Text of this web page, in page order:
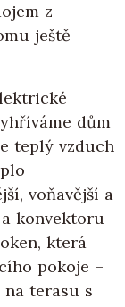
z
ještě
dům
teplý vzduch
voňavější a
konvektoru
která
pokoje –
terasu s